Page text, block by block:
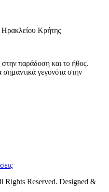
Κρήτης
στην παράδοση και το ήθος.
γεγονότα στην
Reserved. Designed &